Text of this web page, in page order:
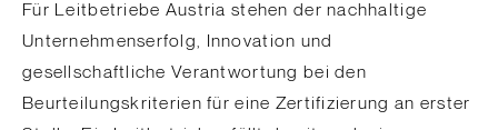
Für Leitbetriebe Austria stehen der nachhaltige
Unternehmenserfolg, Innovation und
gesellschaftliche Verantwortung bei den
Beurteilungskriterien für eine Zertifizierung an erster